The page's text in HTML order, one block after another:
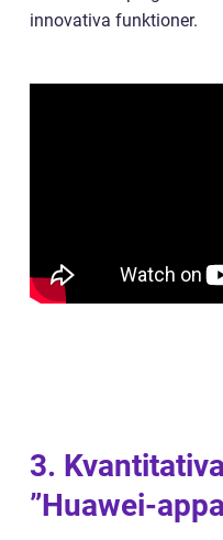
innovativa funktioner.
3.
”Huawei-